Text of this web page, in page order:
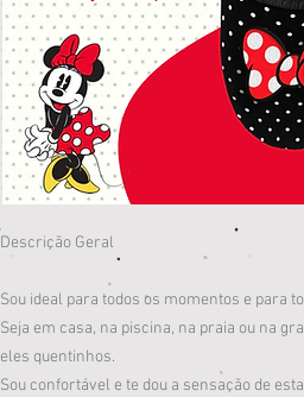
Descrição Geral
Sou ideal para todos os momentos e para
Seja em casa, na piscina, na praia ou na
eles quentinhos.
Sou confortável e te dou a sensação de